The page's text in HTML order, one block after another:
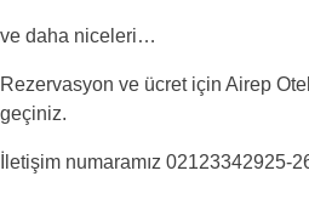
ve daha niceleri…
Rezervasyon ve ücret için Airep
geçiniz.
İletişim numaramız 02123342925-